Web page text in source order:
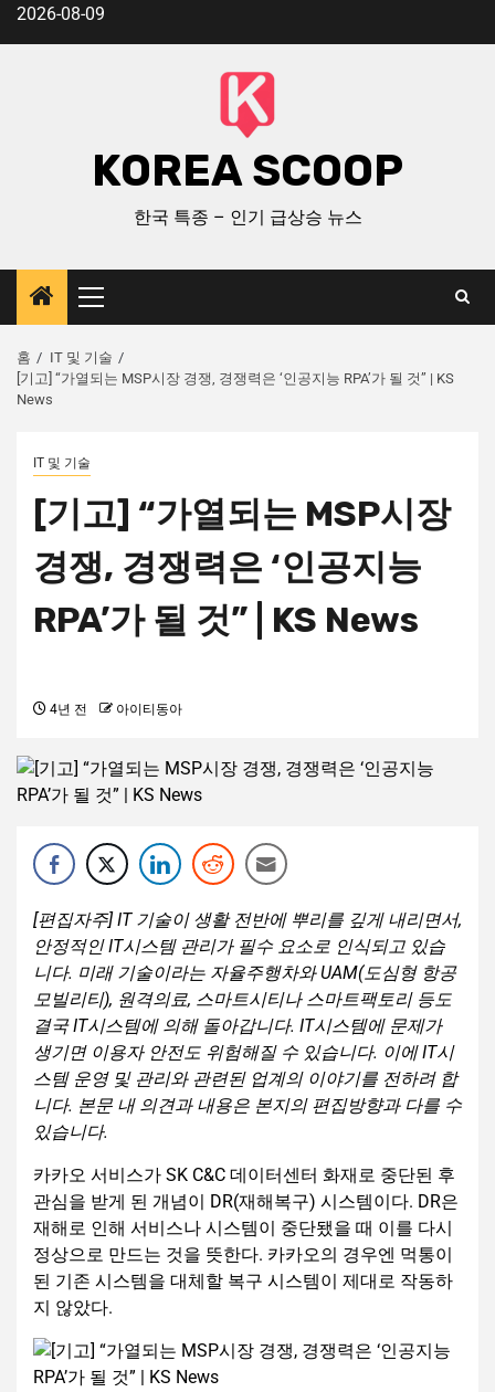
2026-08-09
KOREA SCOOP
한국 특종 – 인기 급상승 뉴스
홈
IT 및 기술
[기고] “가열되는 MSP시장 경쟁, 경쟁력은 ‘인공지능 RPA’가 될 것” | KS
News
IT 및 기술
[기고] “가열되는 MSP시장
경쟁, 경쟁력은 ‘인공지능
RPA’가 될 것” | KS News
4년 전 아이티동아
[편집자주] IT 기술이 생활 전반에 뿌리를 깊게 내리면서,
안정적인 IT시스템 관리가 필수 요소로 인식되고 있습
니다. 미래 기술이라는 자율주행차와 UAM(도심형 항공
모빌리티), 원격의료, 스마트시티나 스마트팩토리 등도
결국 IT시스템에 의해 돌아갑니다. IT시스템에 문제가
생기면 이용자 안전도 위험해질 수 있습니다. 이에 IT시
스템 운영 및 관리와 관련된 업계의 이야기를 전하려 합
니다. 본문 내 의견과 내용은 본지의 편집방향과 다를 수
있습니다.
카카오 서비스가 SK C&C 데이터센터 화재로 중단된 후
관심을 받게 된 개념이 DR(재해복구) 시스템이다. DR은
재해로 인해 서비스나 시스템이 중단됐을 때 이를 다시
정상으로 만드는 것을 뜻한다. 카카오의 경우엔 먹통이
된 기존 시스템을 대체할 복구 시스템이 제대로 작동하
지 않았다.